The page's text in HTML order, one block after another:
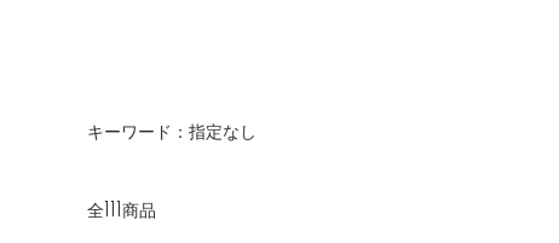
キーワード：指定なし
全111商品